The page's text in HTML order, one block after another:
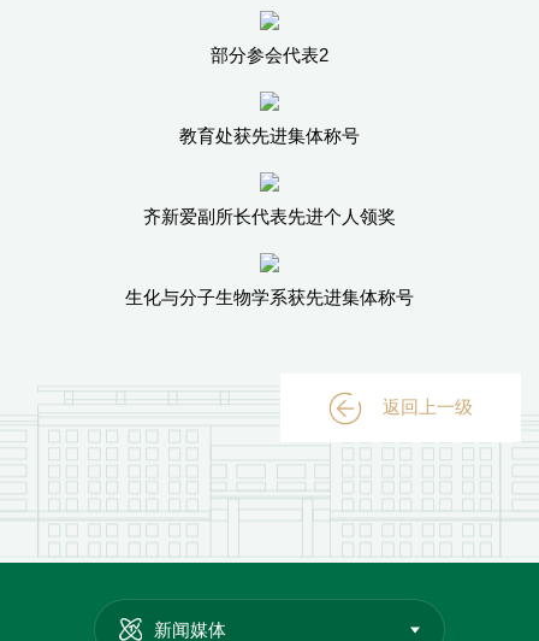
部分参会代表2
教育处获先进集体称号
齐新爱副所长代表先进个人领奖
生化与分子生物学系获先进集体称号
返回上一级
新闻媒体